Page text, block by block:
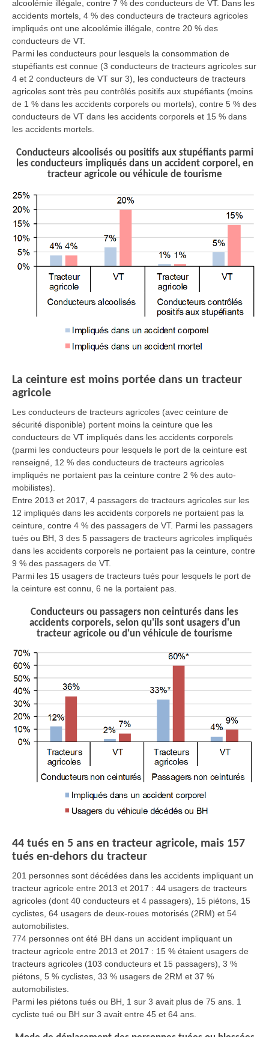
alcoolémie illégale, contre 7 % des conducteurs de VT. Dans les
accidents mortels, 4 % des conducteurs de tracteurs agricoles
impliqués ont une alcoolémie illégale, contre 20 % des
conducteurs de VT.
Parmi les conducteurs pour lesquels la consommation de
stupéfiants est connue (3 conducteurs de tracteurs agricoles sur
4 et 2 conducteurs de VT sur 3), les conducteurs de tracteurs
agricoles sont très peu contrôlés positifs aux stupéfiants (moins
de 1 % dans les accidents corporels ou mortels), contre 5 % des
conducteurs de VT dans les accidents corporels et 15 % dans
les accidents mortels.
Conducteurs alcoolisés ou positifs aux stupéfiants parmi
les conducteurs impliqués dans un accident corporel, en
tracteur agricole ou véhicule de tourisme
La ceinture est moins portée dans un tracteur
agricole
Les conducteurs de tracteurs agricoles (avec ceinture de
sécurité disponible) portent moins la ceinture que les
conducteurs de VT impliqués dans les accidents corporels
(parmi les conducteurs pour lesquels le port de la ceinture est
renseigné, 12 % des conducteurs de tracteurs agricoles
impliqués ne portaient pas la ceinture contre 2 % des auto-
mobilistes).
Entre 2013 et 2017, 4 passagers de tracteurs agricoles sur les
12 impliqués dans les accidents corporels ne portaient pas la
ceinture, contre 4 % des passagers de VT. Parmi les passagers
tués ou BH, 3 des 5 passagers de tracteurs agricoles impliqués
dans les accidents corporels ne portaient pas la ceinture, contre
9 % des passagers de VT.
Parmi les 15 usagers de tracteurs tués pour lesquels le port de
la ceinture est connu, 6 ne la portaient pas.
Conducteurs ou passagers non ceinturés dans les
accidents corporels, selon qu'ils sont usagers d'un
tracteur agricole ou d'un véhicule de tourisme
44 tués en 5 ans en tracteur agricole, mais 157
tués en-dehors du tracteur
201 personnes sont décédées dans les accidents impliquant un
tracteur agricole entre 2013 et 2017 : 44 usagers de tracteurs
agricoles (dont 40 conducteurs et 4 passagers), 15 piétons, 15
cyclistes, 64 usagers de deux-roues motorisés (2RM) et 54
automobilistes.
774 personnes ont été BH dans un accident impliquant un
tracteur agricole entre 2013 et 2017 : 15 % étaient usagers de
tracteurs agricoles (103 conducteurs et 15 passagers), 3 %
piétons, 5 % cyclistes, 33 % usagers de 2RM et 37 %
automobilistes.
Parmi les piétons tués ou BH, 1 sur 3 avait plus de 75 ans. 1
cycliste tué ou BH sur 3 avait entre 45 et 64 ans.